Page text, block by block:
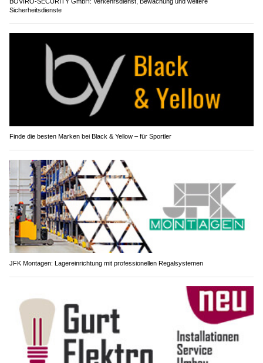
Sicherheitsdienste
Finde die besten Marken bei Black & Yellow – für Sportler
JFK Montagen: Lagereinrichtung mit professionellen Regalsystemen